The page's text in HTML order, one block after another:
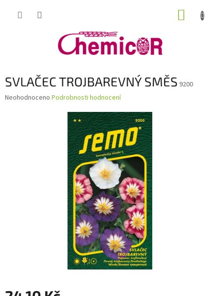
SVLAČEC TROJBAREVNÝ SMĚS 9200
Průměrné
Neohodnoceno Podrobnosti hodnocení